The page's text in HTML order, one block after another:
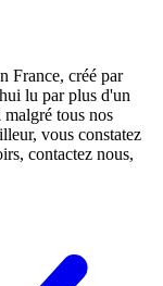
France, créé par
lu par plus d'un
tous nos
vous constatez
contactez nous,